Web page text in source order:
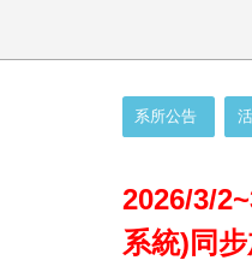
系所公告
2026/3/2
系統)同